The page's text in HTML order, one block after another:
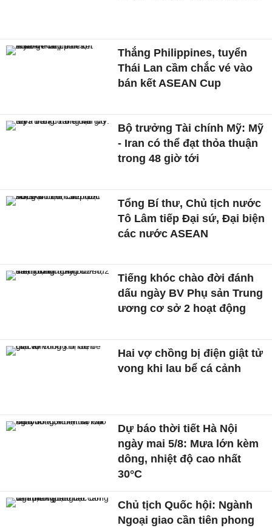
Thắng Philippines, tuyển
Thái Lan cầm chắc vé vào
bán kết ASEAN Cup
Bộ trưởng Tài chính Mỹ: Mỹ
- Iran có thể đạt thỏa thuận
trong 48 giờ tới
Tổng Bí thư, Chủ tịch nước
Tô Lâm tiếp Đại sứ, Đại biện
các nước ASEAN
Tiếng khóc chào đời đánh
dấu ngày BV Phụ sản Trung
ương cơ sở 2 hoạt động
Hai vợ chồng bị điện giật tử
vong khi lau bể cá cảnh
Dự báo thời tiết Hà Nội
ngày mai 5/8: Mưa lớn kèm
dông, nhiệt độ cao nhất
30°C
Chủ tịch Quốc hội: Ngành
Ngoại giao cần tiên phong